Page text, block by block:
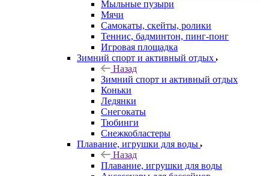
Мыльные пузыри
Мячи
Самокаты, скейты, ролики
Теннис, бадминтон, пинг-понг
Игровая площадка
Зимний спорт и активный отдых
Назад
Зимний спорт и активный отдых
Коньки
Ледянки
Снегокаты
Тюбинги
Снежкобластеры
Плавание, игрушки для воды
Назад
Плавание, игрушки для воды